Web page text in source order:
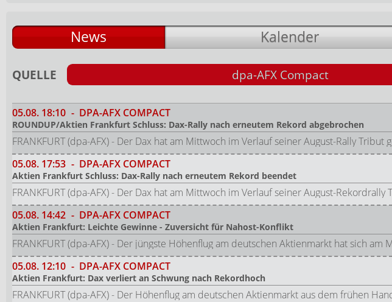
News Kalender
QUELLE dpa-AFX Compact
05.08. 18:10 - DPA-AFX COMPACT
ROUNDUP/Aktien Frankfurt Schluss: Dax-Rally nach erneutem Rekord abgebrochen
FRANKFURT (dpa-AFX) - Der Dax hat am Mittwoch im Verlauf seiner August-Rally Tribut
05.08. 17:53 - DPA-AFX COMPACT
Aktien Frankfurt Schluss: Dax-Rally nach erneutem Rekord beendet
FRANKFURT (dpa-AFX) - Der Dax hat am Mittwoch im Verlauf seiner August-
05.08. 14:42 - DPA-AFX COMPACT
Aktien Frankfurt: Leichte Gewinne - Zuversicht für Nahost-Konflikt
FRANKFURT (dpa-AFX) - Der jüngste Höhenflug am deutschen Aktienmarkt hat sich
05.08. 12:10 - DPA-AFX COMPACT
Aktien Frankfurt: Dax verliert an Schwung nach Rekordhoch
FRANKFURT (dpa-AFX) - Der Höhenflug am deutschen Aktienmarkt aus dem frühen